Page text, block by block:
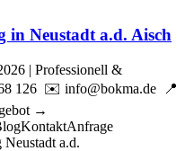
in Neustadt a.d. Aisch
| Professionell &
68 126 ✉️ info@bokma.de 📍
→
Neustadt a.d.